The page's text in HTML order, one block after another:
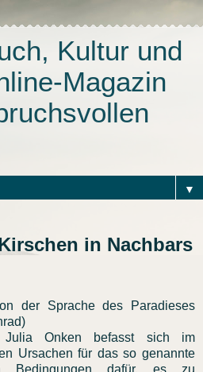
Kultur und
Magazin
▼
in Nachbars
der Sprache des Paradieses
Julia Onken befasst sich im
Ursachen für das so genannte
Bedingungen dafür, es zu